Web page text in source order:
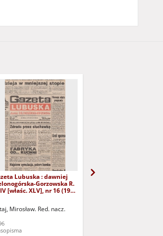
Lubuska : dawniej
Gorzowska R.
[właśc. XLV], nr 16 (19
Mirosław. Red. nacz.